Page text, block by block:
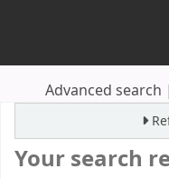
Advanced search
Your search